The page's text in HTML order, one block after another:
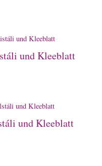
und Kleeblatt
und Kleeblatt